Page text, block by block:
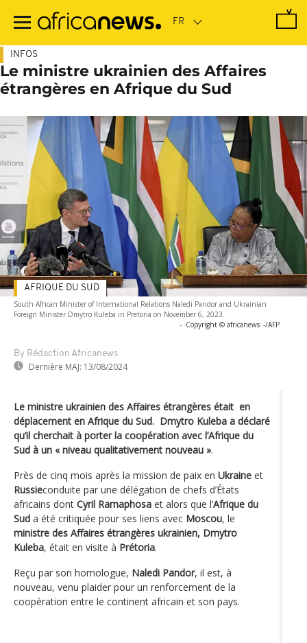
contenu
INFOS
Le ministre ukrainien des Affaires
étrangères en Afrique du Sud
South African Minister of International Relations Naledi Pandor and Ukrainian
Foreign Minister Dmytro Kuleba in Pretoria on November 6, 2023.
- Copyright © africanews -/AFP
By Rédaction Africanews
Dernière MAJ: 13/08/2024
AFRIQUE DU SUD
Le ministre ukrainien des Affaires étrangères était en
déplacement en Afrique du Sud. Dmytro Kuleba a déclaré
qu’il cherchait à porter la coopération avec l’Afrique du
Sud à un « niveau qualitativement nouveau ».
Près de cinq mois après la mission de paix en Ukraine et
Russieconduite par une délégation de chefs d’États
africains dont Cyril Ramaphosa et alors que l’Afrique du
Sud a été critiquée pour ses liens avec Moscou, le
ministre des Affaires étrangères ukrainien, Dmytro
Kuleba, était en visite à Prétoria.
Reçu par son homologue, Naledi Pandor, il est, à
nouveau, venu plaider pour un renforcement de la
coopération entre le continent africain et son pays.